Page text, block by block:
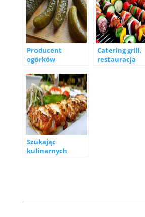
Producent
ogórków
małosolnych
Catering grill,
restauracja
Szukając
kulinarnych